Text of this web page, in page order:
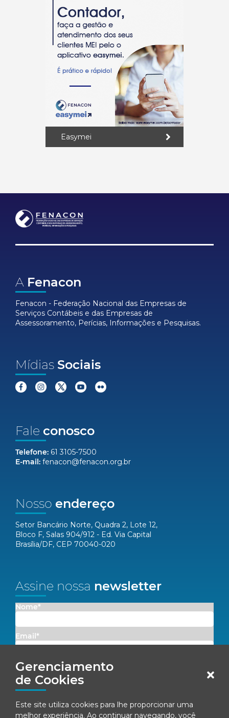
Gerenciamento
de Cookies
Este site utiliza cookies para lhe proporcionar uma
melhor experiência. Ao continuar navegando, você
Easymei
A Fenacon
Fenacon - Federação Nacional das Empresas de
Serviços Contábeis e das Empresas de
Assessoramento, Perícias, Informações e Pesquisas.
Mídias Sociais
Fale conosco
Telefone: 61 3105-7500
E-mail: fenacon@fenacon.org.br
Nosso endereço
Setor Bancário Norte, Quadra 2, Lote 12,
Bloco F, Salas 904/912 - Ed. Via Capital
Brasília/DF, CEP 70040-020
Assine nossa newsletter
Nome*
Email*
Concordo em receber comunicações da Fenacon.
Ao se inscrever, você concorda com nossa Política de Privacidade